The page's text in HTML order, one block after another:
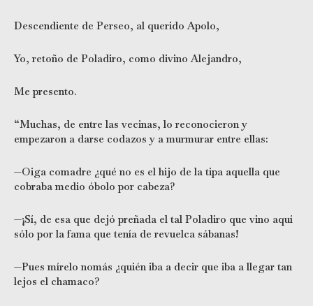
Descendiente de Perseo, al querido Apolo,
Yo, retoño de Poladiro, como divino Alejandro,
Me presento.
“Muchas, de entre las vecinas, lo reconocieron y
empezaron a darse codazos y a murmurar entre ellas:
—Oiga comadre ¿qué no es el hijo de la tipa aquella que
cobraba medio óbolo por cabeza?
—¡Sí, de esa que dejó preñada el tal Poladiro que vino aquí
sólo por la fama que tenía de revuelca sábanas!
—Pues mírelo nomás ¿quién iba a decir que iba a llegar tan
lejos el chamaco?